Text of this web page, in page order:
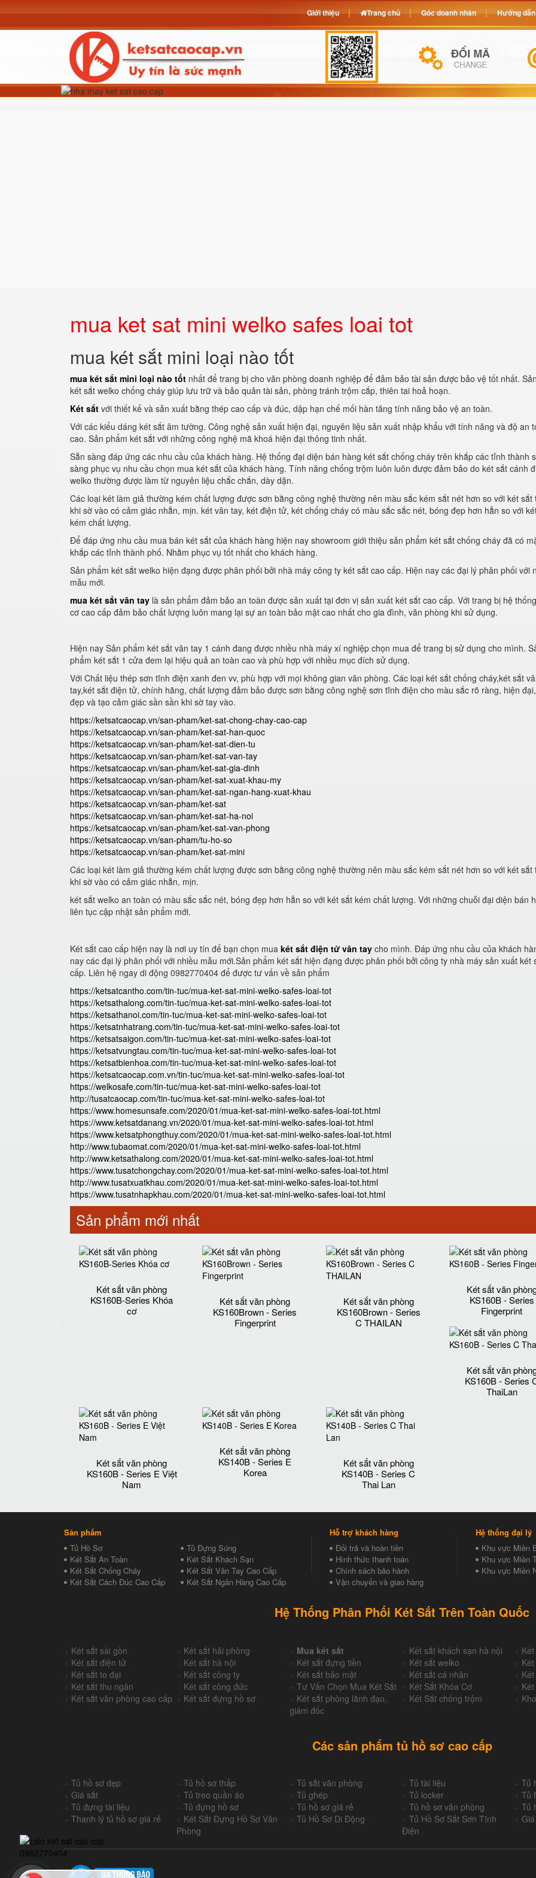
mua ket sat mini welko safes loai tot
mua két sắt mini loại nào tốt
mua két sắt mini loại nào tốt nhất để trang bị cho văn phòng doanh nghiệp để đảm bảo tài sản được bảo vệ tốt nhất.
két sắt welko chống cháy giúp lưu trữ và bảo quản tài sản, phòng tránh trộm cắp, thiên tai hoả hoạn.
Két sắt với thiết kế và sản xuất bằng thép cao cấp và đúc, dập hạn chế mối hàn tăng tính năng bảo vệ an toàn.
Với các kiểu dáng két sắt âm tường. Công nghệ sản xuất hiện đại, nguyên liệu sản xuất nhập khẩu với tính năng và độ an
cao. Sản phẩm két sắt với những công nghệ mã khoá hiện đại thông tinh nhất.
Sẵn sàng đáp ứng các nhu cầu của khách hàng. Hệ thống đại diện bán hàng két sắt chống cháy trên khắp các tỉnh thành
sàng phục vụ nhu cầu chọn mua két sắt của khách hàng. Tính năng chống trộm luôn luôn được đảm bảo do két sắt cánh
welko thường được làm từ nguyên liệu chắc chắn, dày dặn.
Các loại két làm giả thường kém chất lượng được sơn bằng công nghệ thường nên màu sắc kém sắt nét hơn so với két sắt
khi sờ vào có cảm giác nhẵn, mịn. két vân tay, két điện tử, két chống cháy có màu sắc sắc nét, bóng đẹp hơn hẳn so với
kém chất lượng.
Để đáp ứng nhu cầu mua bán két sắt của khách hàng hiện nay showroom giới thiệu sản phẩm két sắt chống cháy đã có
khắp các tỉnh thành phố. Nhằm phục vụ tốt nhất cho khách hàng.
Sản phẩm két sắt welko hiện đạng được phân phối bởi nhà máy công ty két sắt cao cấp. Hiện nay các đại lý phân phối với
mẫu mới.
mua két sắt vân tay là sản phẩm đảm bảo an toàn được sản xuất tại đơn vị sản xuất két sắt cao cấp. Với trang bị hệ
cơ cao cấp đảm bảo chất lượng luôn mang lại sự an toàn bảo mật cao nhất cho gia đình, văn phòng khi sử dụng.
Hiện nay Sản phẩm két sắt vân tay 1 cánh đang được nhiều nhà máy xí nghiệp chọn mua để trang bị sử dụng cho mình.
phẩm két sắt 1 cửa đem lại hiệu quả an toàn cao và phù hợp với nhiều mục đích sử dụng.
Với Chất liệu thép sơn tĩnh điện xanh đen vv, phù hợp với mọi không gian văn phòng. Các loại két sắt chống cháy,két sắt
tay,két sắt điện tử, chính hãng, chất lượng đảm bảo được sơn bằng công nghệ sơn tĩnh điện cho màu sắc rõ ràng, hiện
đẹp và tạo cảm giác sần sần khi sờ tay vào.
https://ketsatcaocap.vn/san-pham/ket-sat-chong-chay-cao-cap
https://ketsatcaocap.vn/san-pham/ket-sat-han-quoc
https://ketsatcaocap.vn/san-pham/ket-sat-dien-tu
https://ketsatcaocap.vn/san-pham/ket-sat-van-tay
https://ketsatcaocap.vn/san-pham/ket-sat-gia-dinh
https://ketsatcaocap.vn/san-pham/ket-sat-xuat-khau-my
https://ketsatcaocap.vn/san-pham/ket-sat-ngan-hang-xuat-khau
https://ketsatcaocap.vn/san-pham/ket-sat
https://ketsatcaocap.vn/san-pham/ket-sat-ha-noi
https://ketsatcaocap.vn/san-pham/ket-sat-van-phong
https://ketsatcaocap.vn/san-pham/tu-ho-so
https://ketsatcaocap.vn/san-pham/ket-sat-mini
Các loại két làm giả thường kém chất lượng được sơn bằng công nghệ thường nên màu sắc kém sắt nét hơn so với két sắt
khi sờ vào có cảm giác nhẵn, mịn.
két sắt welko an toàn có màu sắc sắc nét, bóng đẹp hơn hẳn so với két sắt kém chất lượng. Với những chuỗi đại diện bán
liên tục cập nhật sản phẩm mới.
Két sắt cao cấp hiện nay là nơi uy tín để bạn chọn mua két sắt điện tử vân tay cho mình. Đáp ứng nhu cầu của khách
nay các đại lý phân phối với nhiều mẫu mới.Sản phẩm két sắt hiện đạng được phân phối bởi công ty nhà máy sản xuất két
cấp. Liên hệ ngay di động 0982770404 để được tư vấn về sản phẩm
https://ketsatcantho.com/tin-tuc/mua-ket-sat-mini-welko-safes-loai-tot
https://ketsathalong.com/tin-tuc/mua-ket-sat-mini-welko-safes-loai-tot
https://ketsathanoi.com/tin-tuc/mua-ket-sat-mini-welko-safes-loai-tot
https://ketsatnhatrang.com/tin-tuc/mua-ket-sat-mini-welko-safes-loai-tot
https://ketsatsaigon.com/tin-tuc/mua-ket-sat-mini-welko-safes-loai-tot
https://ketsatvungtau.com/tin-tuc/mua-ket-sat-mini-welko-safes-loai-tot
https://ketsatbienhoa.com/tin-tuc/mua-ket-sat-mini-welko-safes-loai-tot
https://ketsatcaocap.com.vn/tin-tuc/mua-ket-sat-mini-welko-safes-loai-tot
https://welkosafe.com/tin-tuc/mua-ket-sat-mini-welko-safes-loai-tot
http://tusatcaocap.com/tin-tuc/mua-ket-sat-mini-welko-safes-loai-tot
https://www.homesunsafe.com/2020/01/mua-ket-sat-mini-welko-safes-loai-tot.html
https://www.ketsatdanang.vn/2020/01/mua-ket-sat-mini-welko-safes-loai-tot.html
https://www.ketsatphongthuy.com/2020/01/mua-ket-sat-mini-welko-safes-loai-tot.html
http://www.tubaomat.com/2020/01/mua-ket-sat-mini-welko-safes-loai-tot.html
http://www.ketsathalong.com/2020/01/mua-ket-sat-mini-welko-safes-loai-tot.html
https://www.tusatchongchay.com/2020/01/mua-ket-sat-mini-welko-safes-loai-tot.html
http://www.tusatxuatkhau.com/2020/01/mua-ket-sat-mini-welko-safes-loai-tot.html
https://www.tusatnhapkhau.com/2020/01/mua-ket-sat-mini-welko-safes-loai-tot.html
Sản phẩm mới nhất
Két sắt văn phòng
KS160B-Series Khóa
cơ
Két sắt văn phòng
KS160Brown - Series
Fingerprint
Két sắt văn phòng
KS160Brown - Series
C THAILAN
Két sắt văn
KS160B - Series
Fingerprint
Két sắt văn
KS160B - Series
ThaiLan
Két sắt văn phòng
KS160B - Series E Việt
Nam
Két sắt văn phòng
KS140B - Series E
Korea
Két sắt văn phòng
KS140B - Series C
Thai Lan
Sản phẩm
Tủ Hồ Sơ
Tủ Đựng Súng
Két Sắt An Toàn
Két Sắt Khách Sạn
Két Sắt Chống Cháy
Két Sắt Vân Tay Cao Cấp
Két Sắt Cách Đúc Cao Cấp
Két Sắt Ngân Hàng Cao Cấp
Hỗ trợ khách hàng
Đổi trả và hoàn tiền
Hình thức thanh toán
Chính sách bảo hành
Vận chuyển và giao hàng
Hệ thống đại lý
Khu vực Miền
Khu vực Miền
Khu vực Miền
Hệ Thống Phân Phối Két Sắt Trên Toàn Quốc
Két sắt sài gòn Két sắt hải phòng Mua két sắt Két sắt khách sạn hà nội
Két sắt điện tử Két sắt hà nội Két sắt đựng tiền Két sắt welko
Két sắt to đại Két sắt công ty Két sắt bảo mật Két sắt cá nhân
Két sắt thu ngân Két sắt công đức Tư Vấn Chọn Mua Két Sắt Két Sắt Khóa Cơ
Két sắt văn phòng cao cấp Két sắt đựng hồ sơ
Két sắt phòng lãnh đạo,
giám đốc
Két Sắt chống trộm
Các sản phẩm tủ hồ sơ cao cấp
Tủ hồ sơ đẹp +Tủ hồ sơ thấp Tủ sắt văn phòng Tủ tài liệu +Tủ
Giá sắt +Tủ treo quần áo Tủ ghép Tủ locker +Tủ
Tủ đựng tài liệu +Tủ đựng hồ sơ Tủ hồ sơ giá rẻ Tủ hồ sơ văn phòng +Tủ
Thanh lý tủ hồ sơ giá rẻ
Két Sắt Đựng Hồ Sơ Văn
Phòng
Tủ Hồ Sơ Di Động
Tủ Hồ Sơ Sắt Sơn Tĩnh
Điện
+
Giới thiệu Trang chủ Góc doanh nhân Hướng